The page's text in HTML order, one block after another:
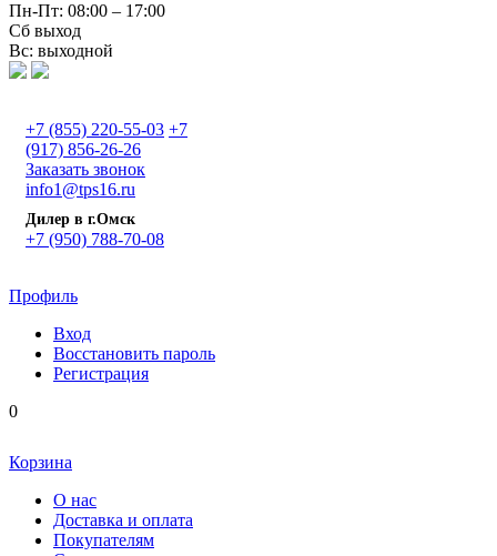
Пн-Пт: 08:00 – 17:00
Сб выход
Вс: выходной
+7 (855) 220-55-03 +7
(917) 856-26-26
Заказать звонок
info1@tps16.ru
Дилер в г.Омск
+7 (950) 788-70-08
Профиль
Вход
Восстановить пароль
Регистрация
0
Корзина
О нас
Доставка и оплата
Покупателям